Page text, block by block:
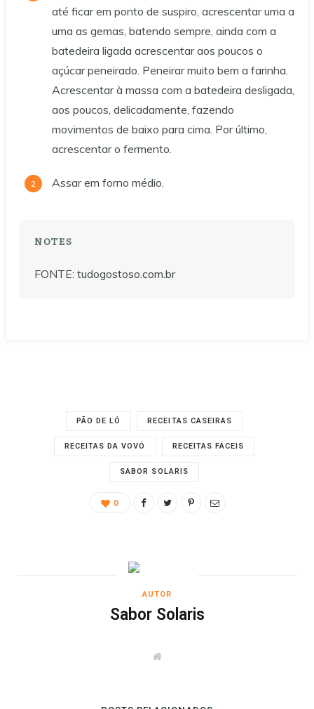
até ficar em ponto de suspiro, acrescentar uma a
uma as gemas, batendo sempre, ainda com a
batedeira ligada acrescentar aos poucos o
açúcar peneirado. Peneirar muito bem a farinha.
Acrescentar à massa com a batedeira desligada,
aos poucos, delicadamente, fazendo
movimentos de baixo para cima. Por último,
acrescentar o fermento.
Assar em forno médio.
NOTES
FONTE: tudogostoso.com.br
PÃO DE LÓ RECEITAS CASEIRAS
RECEITAS DA VOVÓ RECEITAS FÁCEIS
SABOR SOLARIS
0
AUTOR
Sabor Solaris
W
t